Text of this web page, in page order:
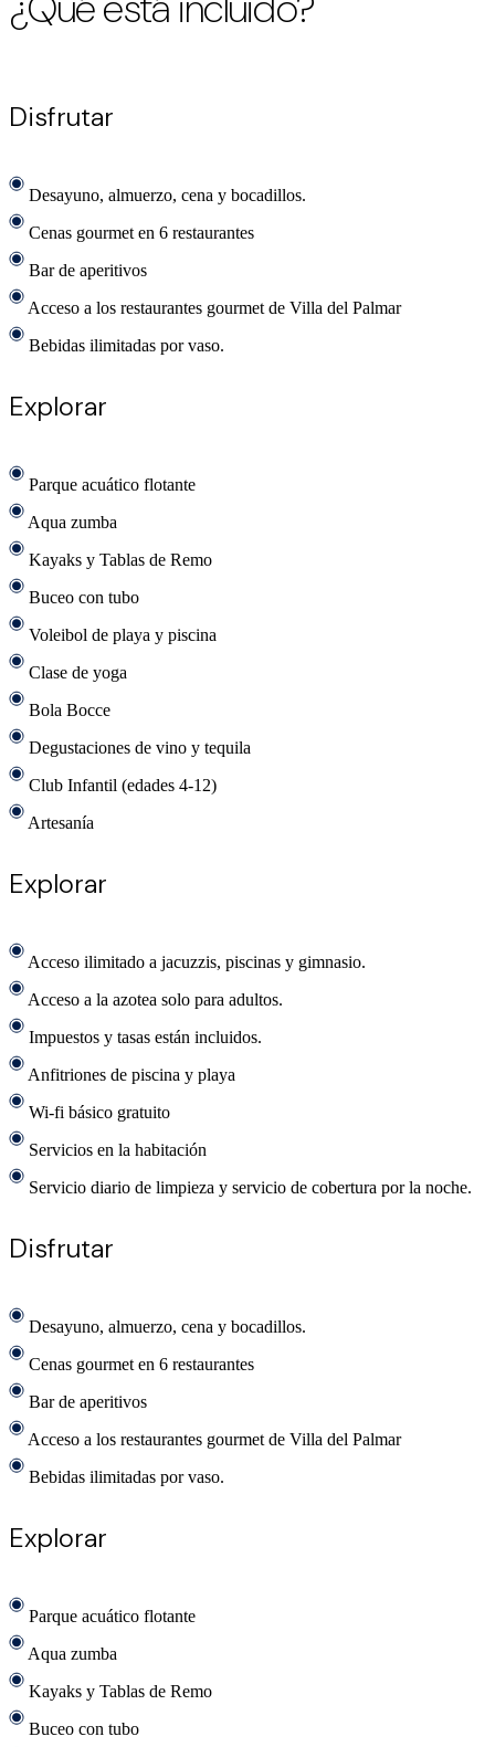
Disfrutar
Desayuno, almuerzo, cena y bocadillos.
Cenas gourmet en 6 restaurantes
Bar de aperitivos
Acceso a los restaurantes gourmet de Villa del Palmar
Bebidas ilimitadas por vaso.
Explorar
Parque acuático flotante
Aqua zumba
Kayaks y Tablas de Remo
Buceo con tubo
Voleibol de playa y piscina
Clase de yoga
Bola Bocce
Degustaciones de vino y tequila
Club Infantil (edades 4-12)
Artesanía
Explorar
Acceso ilimitado a jacuzzis, piscinas y gimnasio.
Acceso a la azotea solo para adultos.
Impuestos y tasas están incluidos.
Anfitriones de piscina y playa
Wi-fi básico gratuito
Servicios en la habitación
Servicio diario de limpieza y servicio de cobertura por la noche.
Disfrutar
Desayuno, almuerzo, cena y bocadillos.
Cenas gourmet en 6 restaurantes
Bar de aperitivos
Acceso a los restaurantes gourmet de Villa del Palmar
Bebidas ilimitadas por vaso.
Explorar
Parque acuático flotante
Aqua zumba
Kayaks y Tablas de Remo
Buceo con tubo